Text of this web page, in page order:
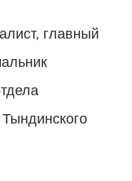
главный